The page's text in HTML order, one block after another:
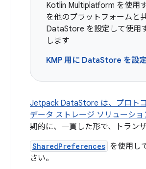
Kotlin Multiplatform を使用
を他のプラットフォームと
DataStore を設定して使用
します
KMP 用に DataStore を設
Jetpack DataStore は、プロト
データ ストレージ ソリューショ
期的に、一貫した形で、トラン
SharedPreferences を使用し
さい。